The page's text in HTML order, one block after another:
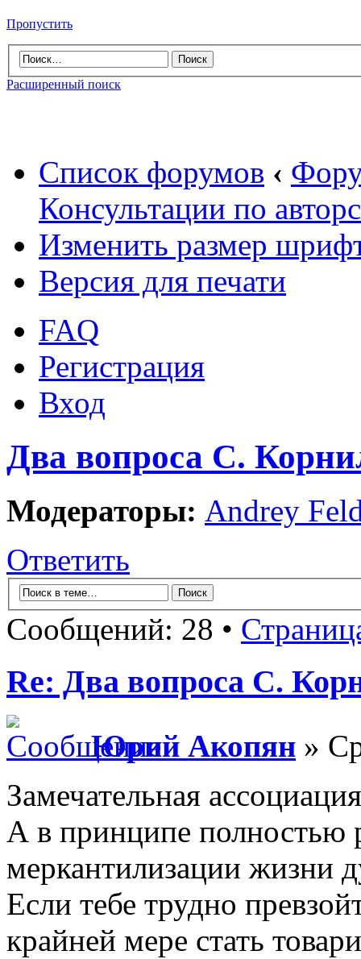
Пропустить
Расширенный поиск
Список форумов ‹
Консультации по
Изменить размер
Версия для печати
FAQ
Регистрация
Вход
Два вопроса С.
Модераторы: Andrey
Ответить
Сообщений: 28 •
Re: Два вопроса С.
Юрий Акопян »
Замечательная
А в принципе полностью
меркантилизации жизни
Если тебе трудно
крайней мере стать